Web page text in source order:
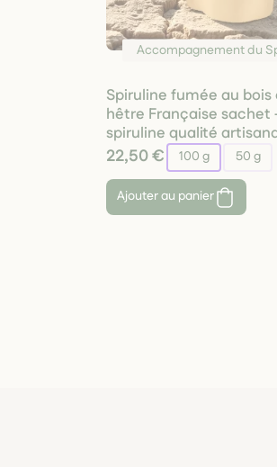
Accompagnement du
Spiruline fumée au bois
hêtre Française sachet
spiruline qualité
22,50 € 100 g 50 g
Ajouter au panier